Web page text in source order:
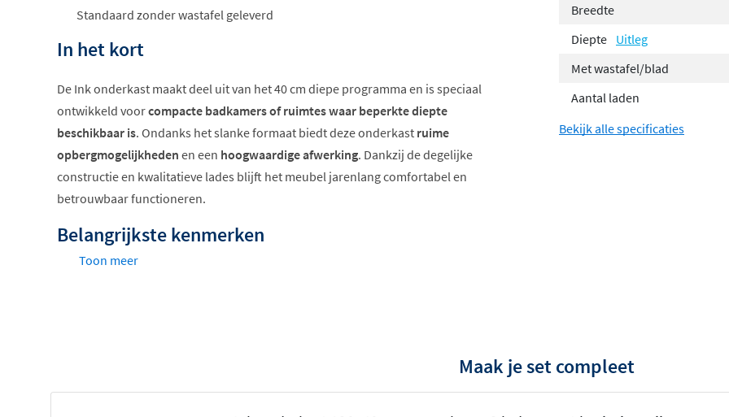
Standaard zonder wastafel geleverd
In het kort
De Ink onderkast maakt deel uit van het 40 cm diepe programma en is speciaal
ontwikkeld voorcompacte badkamers of ruimtes waar beperkte diepte
beschikbaar is. Ondanks het slanke formaat biedt deze onderkast ruime
opbergmogelijkheden en een hoogwaardige afwerking. Dankzij de degelijke
constructie en kwalitatieve lades blijft het meubel jarenlang comfortabel en
betrouwbaar functioneren.
Belangrijkste kenmerken
Meubelsifon inbegrepen
Toon meer
Breedte
Diepte Uitleg
Met wastafel/blad
Aantal laden
Bekijk alle specificaties
Maak je set compleet